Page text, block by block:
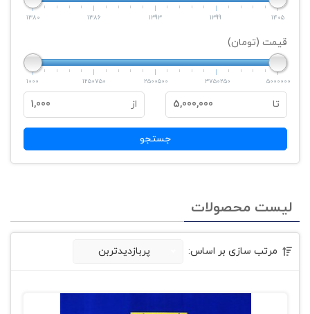
1380 1386 1393 1399 1405
قیمت (تومان)
1000 1250750 2500500 3750250 5000000
تا 5,000,000 از 1,000
جستجو
لیست محصولات
مرتب سازی بر اساس: پربازدیدتربن